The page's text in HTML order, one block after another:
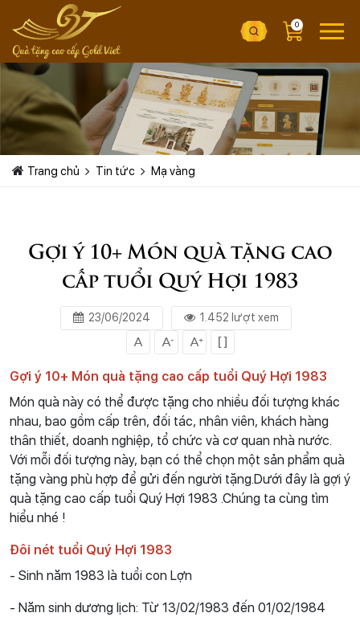
0
Trang chủ Tin tức Mạ vàng
Gợi ý 10+ Món quà tặng cao
cấp tuổi Quý Hợi 1983
23/06/2024 1.452 lượt xem
Gợi ý 10+ Món quà tặng cao cấp tuổi Quý Hợi 1983
Món quà này có thể được tặng cho nhiều đối tượng khác
nhau, bao gồm cấp trên, đối tác, nhân viên, khách hàng
thân thiết, doanh nghiệp, tổ chức và cơ quan nhà nước.
Với mỗi đối tượng này, bạn có thể chọn một sản phẩm quà
tặng vàng phù hợp để gửi đến người tặng.Dưới đây là gợi ý
quà tặng cao cấp tuổi Quý Hợi 1983 .Chúng ta cùng tìm
hiểu nhé !
Đôi nét tuổi Quý Hợi 1983
- Sinh năm 1983 là tuổi con Lợn
- Năm sinh dương lịch: Từ 13/02/1983 đến 01/02/1984